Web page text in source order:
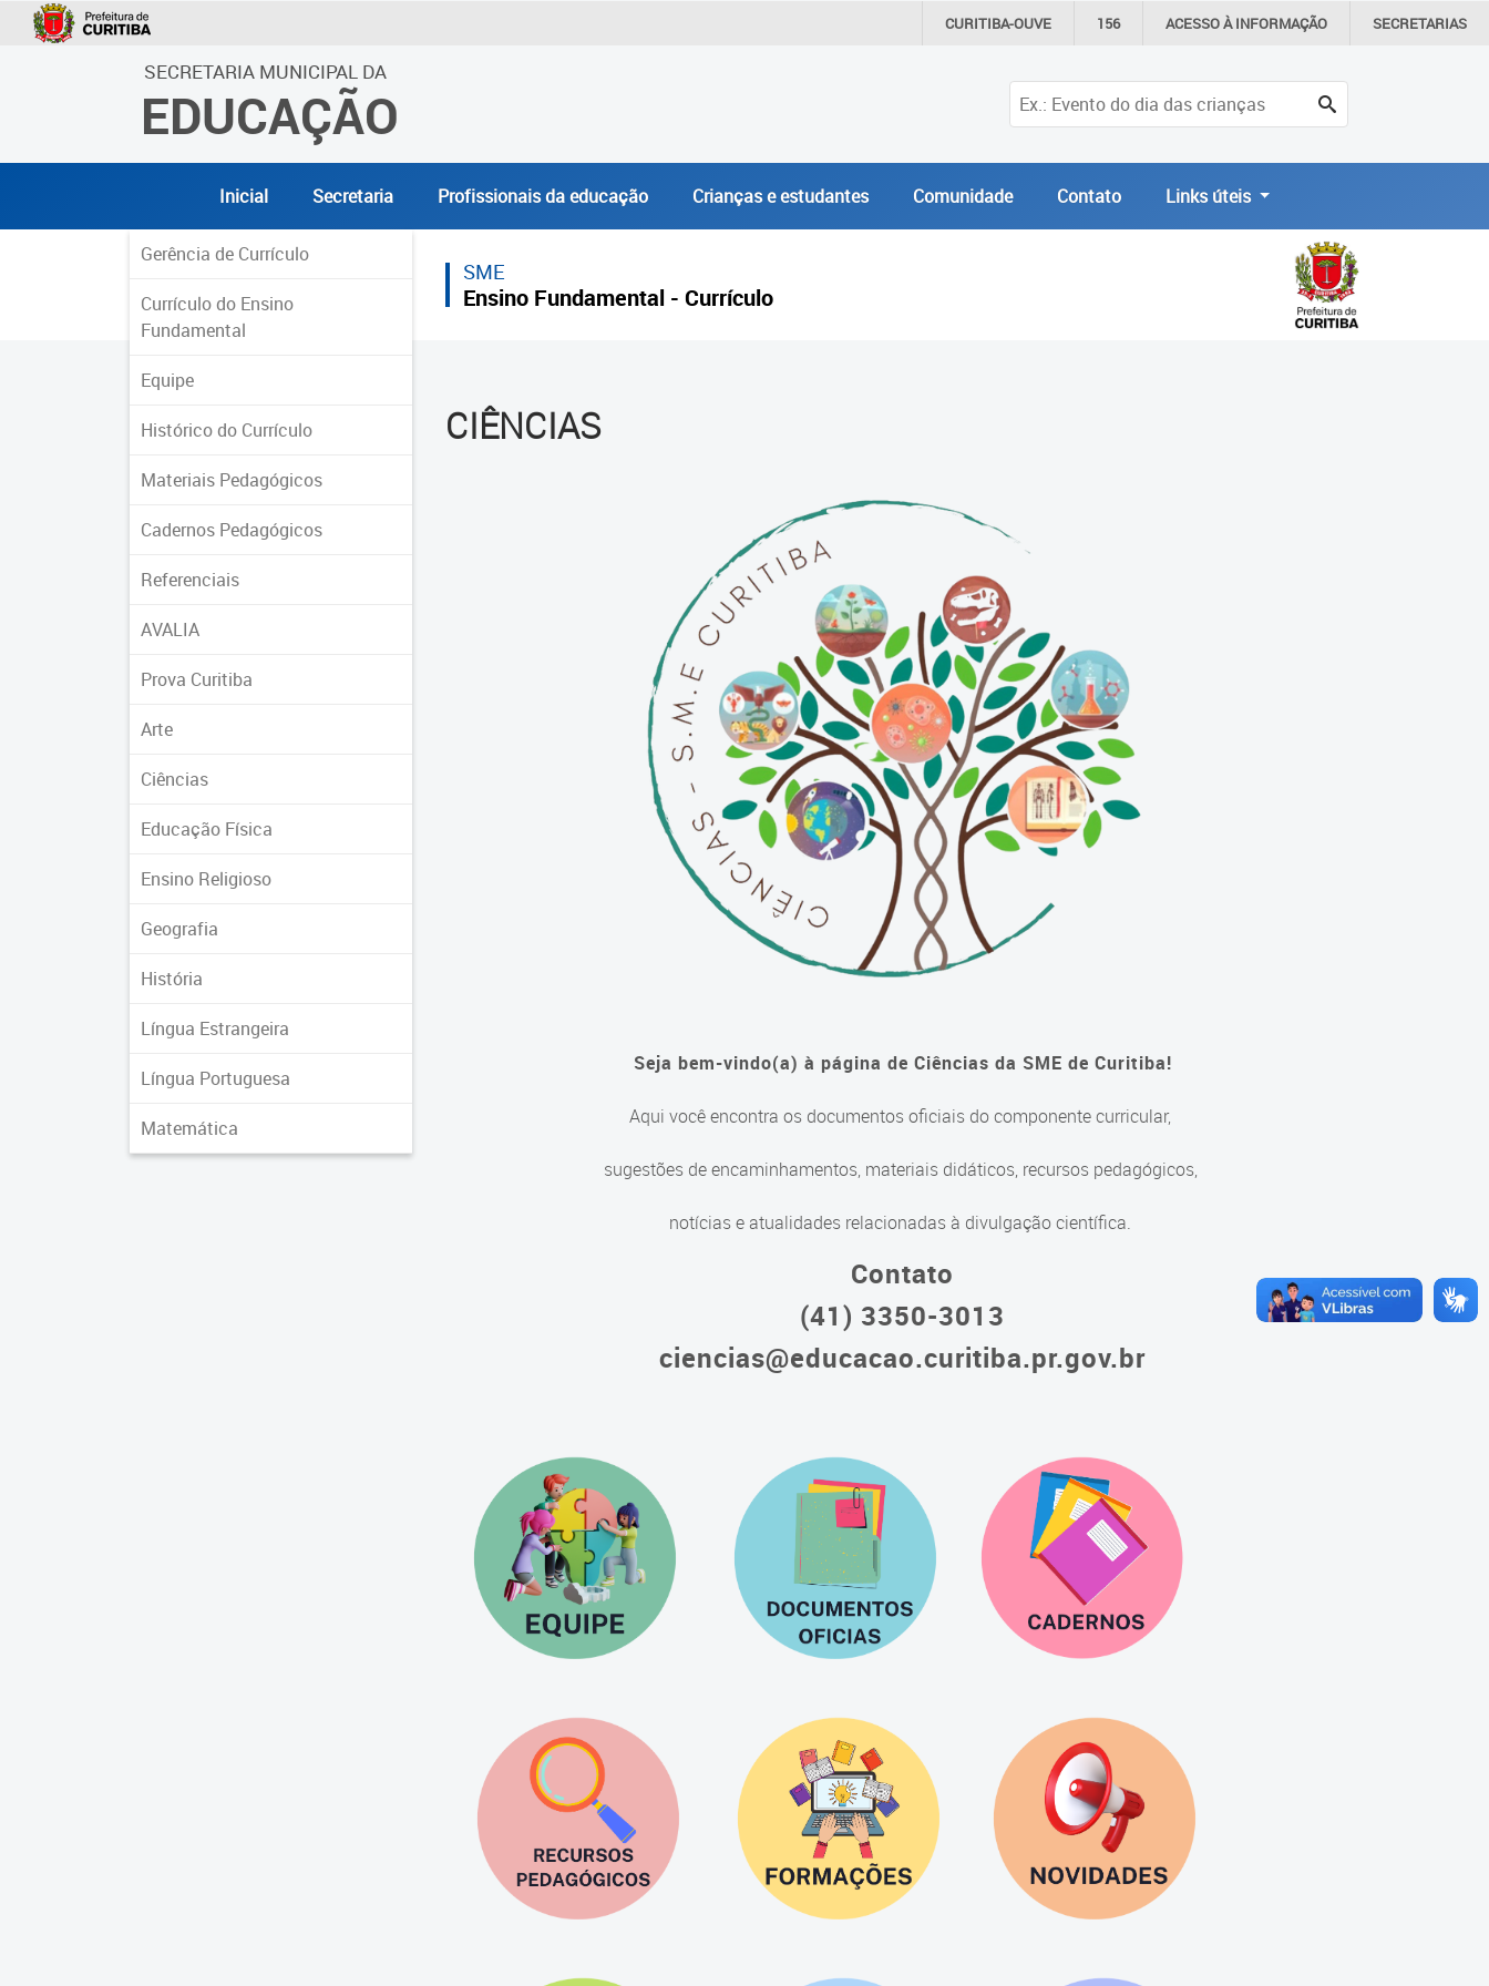
CURITIBA-OUVE 156 ACESSO ÀINFORMAÇÃO SECRETARIAS
SECRETARIA MUNICIPAL DA
EDUCAÇÃO
Inicial Secretaria Profissionais da educação Crianças e estudantes Comunidade Contato Links úteis
Gerência de Currículo
Currículo do Ensino
Fundamental
Equipe
Histórico do Currículo
Materiais Pedagógicos
Cadernos Pedagógicos
Referenciais
AVALIA
Prova Curitiba
Arte
Ciências
Educação Física
Ensino Religioso
Geografia
História
Língua Estrangeira
Língua Portuguesa
Matemática
SME
Ensino Fundamental - Currículo
CIÊNCIAS
Seja bem-vindo(a) à página de Ciências da SME de Curitiba!
Aqui você encontra os documentos oficiais do componente curricular,
sugestões de encaminhamentos, materiais didáticos, recursos pedagógicos,
notícias e atualidades relacionadas à divulgação científica.
Contato
(41) 3350-3013
ciencias@educacao.curitiba.pr.gov.br